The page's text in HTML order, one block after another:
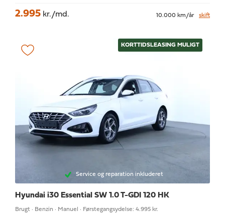
2.995 kr./md. 10.000 km/år skift
KORTTIDSLEASING MULIGT
Service og reparation inkluderet
Hyundai i30 Essential SW 1.0 T-GDI 120 HK
Brugt · Benzin · Manuel · Førstegangsydelse: 4.995 kr.